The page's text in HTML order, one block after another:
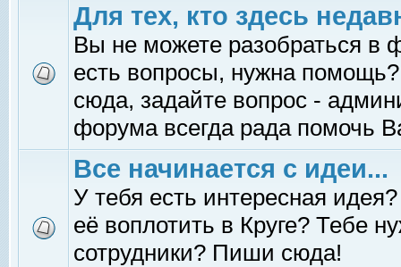
Для тех, кто здесь
Вы не можете разобраться в
есть вопросы, нужна помощь?
сюда, задайте вопрос -
форума всегда рада помочь
Все начинается с идеи...
У тебя есть интересная
её воплотить в Круге? Тебе
сотрудники? Пиши сюда!